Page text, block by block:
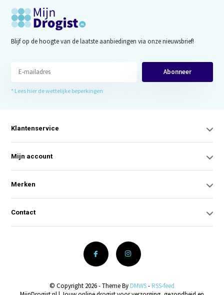
Blijf op de hoogte van de laatste aanbiedingen via onze nieuwsbrief!
Abonneer
* Lees hier de wettelijke beperkingen
Klantenservice
Mijn account
Merken
Contact
© Copyright 2026 - Theme By DMWS- RSS-feed